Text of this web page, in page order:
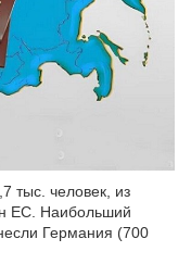
тыс. человек, из
ЕС. Наибольший
Германия (700